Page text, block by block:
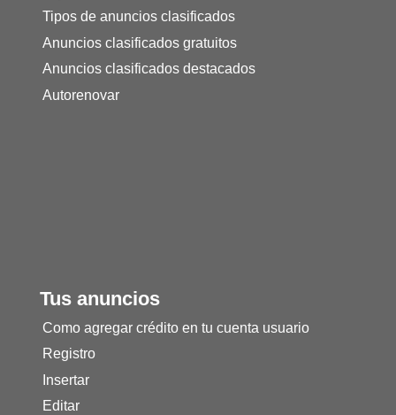
Tipos de anuncios clasificados
Anuncios clasificados gratuitos
Anuncios clasificados destacados
Autorenovar
Tus anuncios
Como agregar crédito en tu cuenta usuario
Registro
Insertar
Editar